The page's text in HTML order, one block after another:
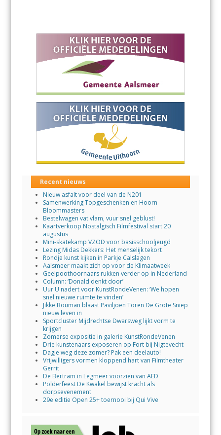
Recent nieuws
Nieuw asfalt voor deel van de N201
Samenwerking Topgeschenken en Hoorn
Bloommasters
Bestelwagen vat vlam, vuur snel geblust!
Kaartverkoop Nostalgisch Filmfestival start 20
augustus
Mini-skatekamp VZOD voor basisschooljeugd
Lezing Midas Dekkers: Het menselijk tekort
Rondje kunst kijken in Parkje Calslagen
Aalsmeer maakt zich op voor de Klimaatweek
Geelpoothoornaars rukken verder op in Nederland
Column: ‘Donald denkt door’
Uur U nadert voor KunstRondeVenen: ‘We hopen
snel nieuwe ruimte te vinden’
Jikke Bouman blaast Paviljoen Toren De Grote Sniep
nieuw leven in
Sportcluster Mijdrechtse Dwarsweg lijkt vorm te
krijgen
Zomerse expositie in galerie KunstRondeVenen
Drie kunstenaars exposeren op Fort bij Nigtevecht
Dagje weg deze zomer? Pak een deelauto!
Vrijwilligers vormen kloppend hart van Filmtheater
Gerrit
De Bertram in Legmeer voorzien van AED
Polderfeest De Kwakel bewijst kracht als
dorpsevenement
29e editie Open 25+ toernooi bij Qui Vive